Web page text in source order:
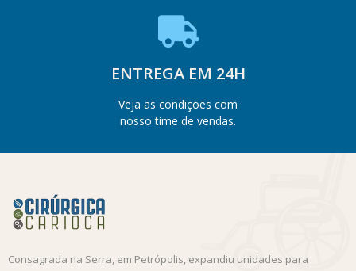
ENTREGA EM 24H
Veja as condições com
nosso time de vendas.
Consagrada na Serra, em Petrópolis, expandiu unidades para